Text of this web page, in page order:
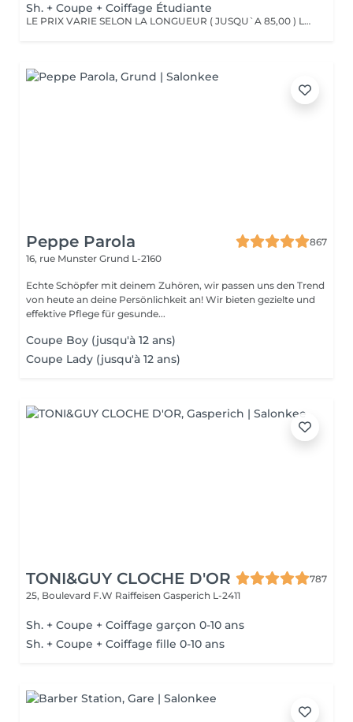
Sh. + Coupe + Coiffage Étudiante
LE PRIX VARIE SELON LA LONGUEUR ( JUSQU`A 85,00 ) Les remises sont valables uniquement mardi-mercredi-jeudi sur les prestations couleur, toner et balayage (-10%)
Peppe Parola
867
16, rue Munster Grund L-2160
Echte Schöpfer mit deinem Zuhören, wir passen uns den Trend
von heute an deine Persönlichkeit an! Wir bieten gezielte und
effektive Pflege für gesunde...
Coupe Boy (jusqu'à 12 ans)
Coupe Lady (jusqu'à 12 ans)
TONI&GUY CLOCHE D'OR
787
25, Boulevard F.W Raiffeisen Gasperich L-2411
Sh. + Coupe + Coiffage garçon 0-10 ans
Sh. + Coupe + Coiffage fille 0-10 ans